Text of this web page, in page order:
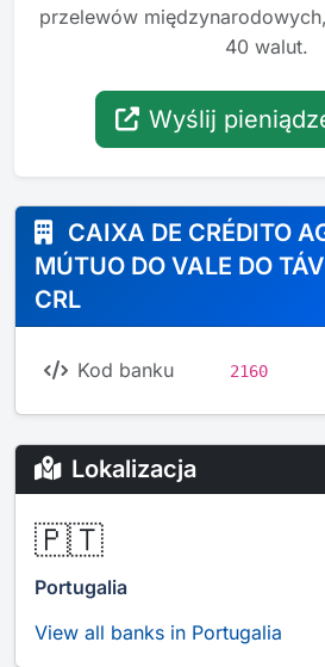
przelewów
40 walut.
Wyślij
CAIXA DE CRÉDITO
MÚTUO DO VALE DO
CRL
Kod banku 2160
Lokalizacja
🇵🇹
Portugalia
View all banks in Portugalia